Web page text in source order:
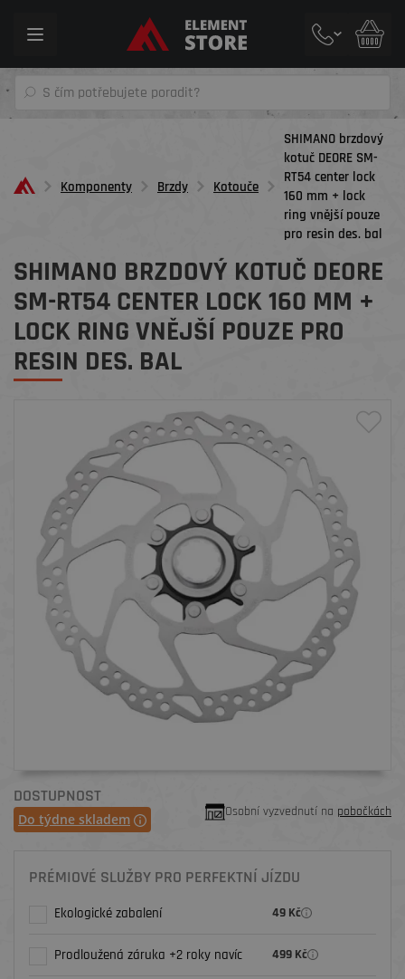
Toggle
Komponenty Brzdy Kotouče
SHIMANO brzdový
kotuč DEORE SM-
RT54 center lock
160 mm + lock
ring vnější pouze
pro resin des. bal
SHIMANO BRZDOVÝ KOTUČ DEORE
SM-RT54 CENTER LOCK 160 MM +
LOCK RING VNĚJŠÍ POUZE PRO
RESIN DES. BAL
DOSTUPNOST
Do týdne skladem Osobní vyzvednutí na pobočkách
PRÉMIOVÉ SLUŽBY PRO PERFEKTNÍ JÍZDU
Ekologické zabalení 49 Kč
Prodloužená záruka +2 roky navíc 499 Kč